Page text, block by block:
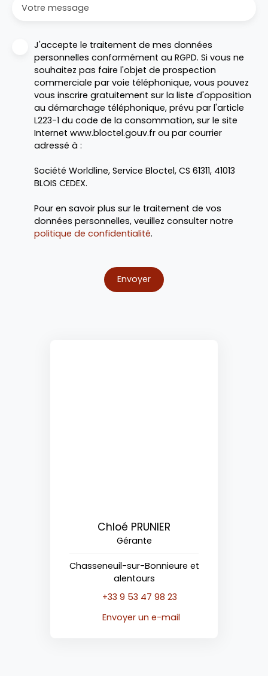
Votre message
J'accepte le traitement de mes données
personnelles conformément au RGPD. Si vous ne
souhaitez pas faire l'objet de prospection
commerciale par voie téléphonique, vous pouvez
vous inscrire gratuitement sur la liste d'opposition
au démarchage téléphonique, prévu par l'article
L223-1 du code de la consommation, sur le site
Internet www.bloctel.gouv.fr ou par courrier
adressé à :
Société Worldline, Service Bloctel, CS 61311, 41013
BLOIS CEDEX.
Pour en savoir plus sur le traitement de vos
données personnelles, veuillez consulter notre
politique de confidentialité.
Envoyer
Chloé PRUNIER
Gérante
Chasseneuil-sur-Bonnieure et
alentours
+33 9 53 47 98 23
Envoyer un e-mail